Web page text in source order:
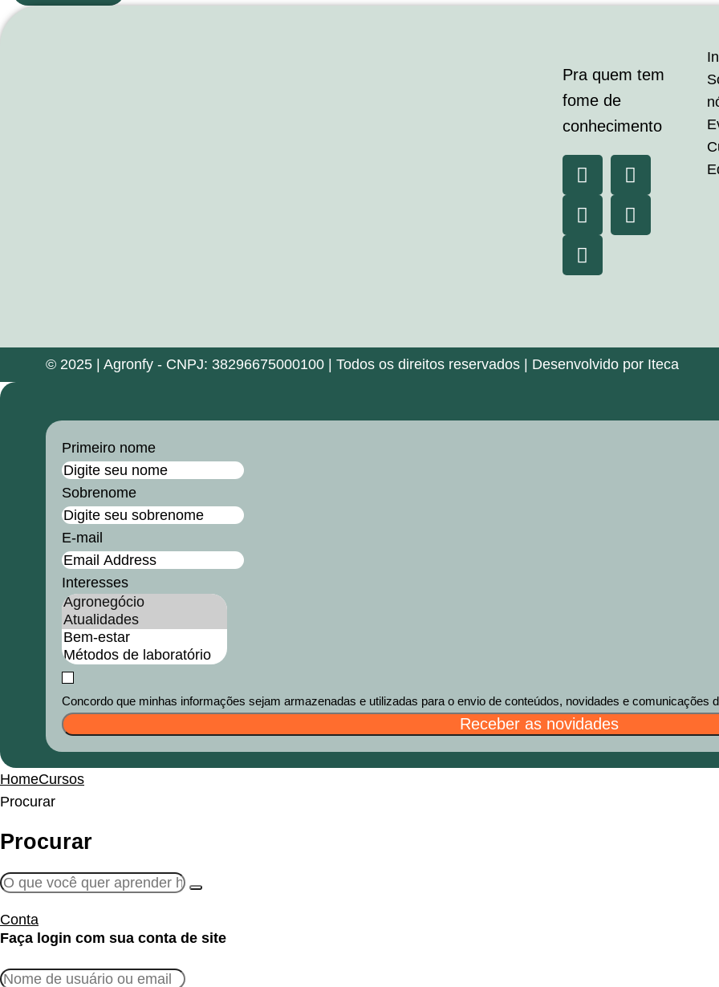
Pra quem tem
fome de
conhecimento
© 2025 | Agronfy - CNPJ: 38296675000100 | Todos os direitos reservados | Desenvolvido por Iteca
Primeiro nome
Sobrenome
E-mail
Interesses
Concordo que minhas informações sejam armazenadas e utilizadas para o envio de conteúdos, novidades e comunicações
Receber as novidades
HomeCursos
Procurar
Procurar
Conta
Faça login com sua conta de site